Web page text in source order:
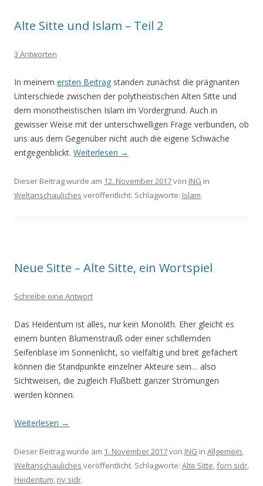
Alte Sitte und Islam – Teil 2
3 Antworten
In meinem ersten Beitrag standen zunächst die prägnanten
Unterschiede zwischen der polytheistischen Alten Sitte und
dem monotheistischen Islam im Vordergrund. Auch in
gewisser Weise mit der unterschwelligen Frage verbunden, ob
uns aus dem Gegenüber nicht auch die eigene Schwäche
entgegenblickt. Weiterlesen →
Dieser Beitrag wurde am 12. November 2017von ING in
Weltanschauliches veröffentlicht. Schlagworte: Islam.
Neue Sitte – Alte Sitte, ein Wortspiel
Schreibe eine Antwort
Das Heidentum ist alles, nur kein Monolith. Eher gleicht es
einem bunten Blumenstrauß oder einer schillernden
Seifenblase im Sonnenlicht, so vielfältig und breit gefächert
können die Standpunkte einzelner Akteure sein… also
Sichtweisen, die zugleich Flußbett ganzer Strömungen
werden können.
Weiterlesen →
Dieser Beitrag wurde am 1. November 2017von ING in Allgemein,
Weltanschauliches veröffentlicht. Schlagworte: Alte Sitte,forn sidr,
Heidentum, ny sidr.